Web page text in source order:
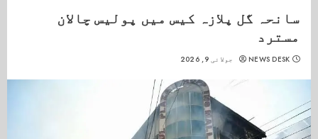
سانحہ گل پلازہ کیس میں پولیس چالان
مسترد
NEWS DESK جولائی 9, 2026